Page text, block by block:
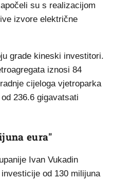
su s realizacijom
izvore električne
grade kineski investitori.
iznosi 84
cijeloga vjetroparka
236.6 gigavatsati
eura"
Ivan Vukadin
od 130 milijuna